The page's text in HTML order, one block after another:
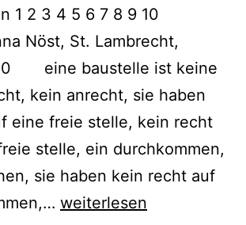
1 2 3 4 5 6 7 8 9 10
Nöst, St. Lambrecht,
eine baustelle ist keine
kein anrecht, sie haben
eine freie stelle, kein recht
stelle, ein durchkommen,
sie haben kein recht auf
Anna
weiterlesen